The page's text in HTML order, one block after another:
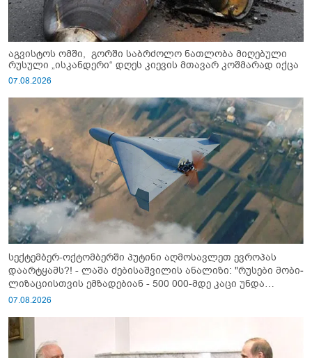
აგვისტოს ომში, გორში საბრძოლო ნათლობა მიღებული
რუსული „ისკანდერი“ დღეს კიევის მთავარ კოშმარად იქცა
07.08.2026
სექტემბერ-ოქტომბერში პუტინი აღმოსავლეთ ევროპას
დაარტყამს?! - ლაშა ძებისაშვილის ანალიზი: "რუსები მობი­
ლიზაციისთვის ემზადებიან - 500 000-მდე კაცი უნდა
გაიწვიონ ომში"
07.08.2026